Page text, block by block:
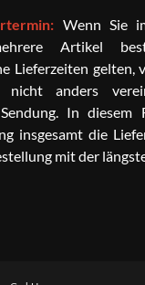
Wenn Sie
Artikel
Lieferzeiten gelten,
nicht anders
Sendung. In
insgesamt die
mit der